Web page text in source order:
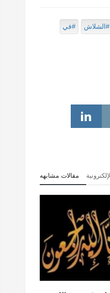
#الشلاش #في
مقالات مشابهه